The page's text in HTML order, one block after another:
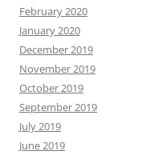
February 2020
January 2020
December 2019
November 2019
October 2019
September 2019
July 2019
June 2019